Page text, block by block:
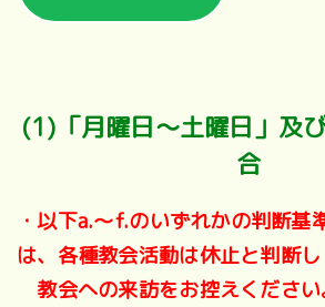
(1)「月曜日～土曜日」及
合
・以下a.～f.のいずれかの判断基
は、各種教会活動は休止と判断し
教会への来訪をお控えください